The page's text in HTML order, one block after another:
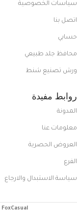
سياسات الخصوصية
اتصل بنا
حسابي
محافظ جلد طبيعي
ورش تصنيع شنط
روابط مفيدة
المدونة
معلومات عنا
العروض الحصرية
الفرع
سياسة الاستبدال والارجاع
FoxCasual